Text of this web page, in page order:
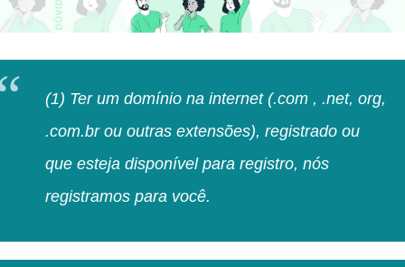
(1) Ter um domínio na internet (.com , .net, org,
.com.br ou outras extensões), registrado ou
que esteja disponível para registro, nós
registramos para você.